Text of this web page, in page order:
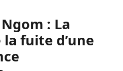
: La
fuite d’une